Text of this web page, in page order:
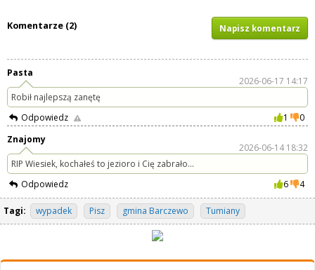
Komentarze (2) Napisz komentarz
Pasta
2026-06-17 14:17
Robił najlepszą zanętę
Odpowiedz
1
0
Znajomy
2026-06-14 18:32
RIP Wiesiek, kochałeś to jezioro i Cię zabrało...
Odpowiedz
6 4
Tagi: wypadek Pisz gmina Barczewo Tumiany